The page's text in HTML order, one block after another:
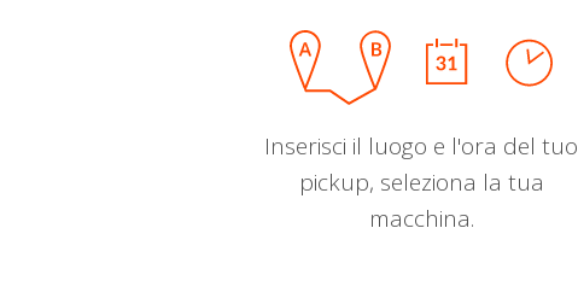
Inserisci il luogo e l'ora del tuo
pickup, seleziona la tua
macchina.